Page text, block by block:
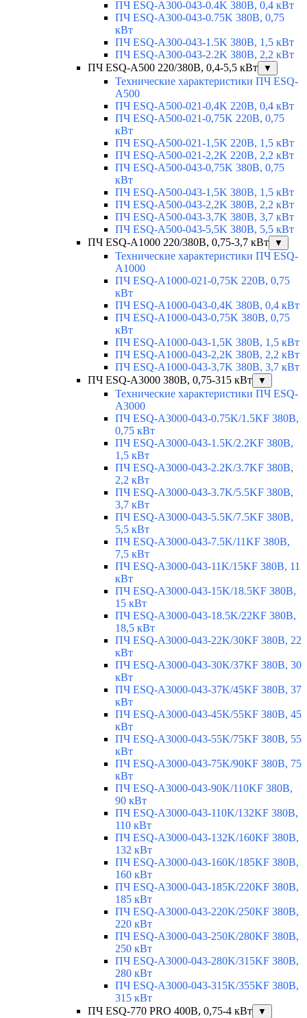
ПЧ ESQ-A300-043-0.4K 380В, 0,4 кВт
ПЧ ESQ-A300-043-0.75K 380В, 0,75
кВт
ПЧ ESQ-A300-043-1.5K 380В, 1,5 кВт
ПЧ ESQ-A300-043-2.2K 380В, 2,2 кВт
ПЧ ESQ-A500 220/380В, 0,4-5,5 кВт
▼
Технические характеристики ПЧ ESQ-
A500
ПЧ ESQ-A500-021-0,4K 220В, 0,4 кВт
ПЧ ESQ-A500-021-0,75K 220В, 0,75
кВт
ПЧ ESQ-A500-021-1,5K 220В, 1,5 кВт
ПЧ ESQ-A500-021-2,2K 220В, 2,2 кВт
ПЧ ESQ-A500-043-0,75K 380В, 0,75
кВт
ПЧ ESQ-A500-043-1,5K 380В, 1,5 кВт
ПЧ ESQ-A500-043-2,2K 380В, 2,2 кВт
ПЧ ESQ-A500-043-3,7K 380В, 3,7 кВт
ПЧ ESQ-A500-043-5,5K 380В, 5,5 кВт
ПЧ ESQ-A1000 220/380В, 0,75-3,7 кВт
▼
Технические характеристики ПЧ ESQ-
A1000
ПЧ ESQ-A1000-021-0,75K 220В, 0,75
кВт
ПЧ ESQ-A1000-043-0,4K 380В, 0,4 кВт
ПЧ ESQ-A1000-043-0,75K 380В, 0,75
кВт
ПЧ ESQ-A1000-043-1,5K 380В, 1,5 кВт
ПЧ ESQ-A1000-043-2,2K 380В, 2,2 кВт
ПЧ ESQ-A1000-043-3,7K 380В, 3,7 кВт
ПЧ ESQ-A3000 380В, 0,75-315 кВт
▼
Технические характеристики ПЧ ESQ-
A3000
ПЧ ESQ-A3000-043-0.75K/1.5KF 380В,
0,75 кВт
ПЧ ESQ-A3000-043-1.5K/2.2KF 380В,
1,5 кВт
ПЧ ESQ-A3000-043-2.2K/3.7KF 380В,
2,2 кВт
ПЧ ESQ-A3000-043-3.7K/5.5KF 380В,
3,7 кВт
ПЧ ESQ-A3000-043-5.5K/7.5KF 380В,
5,5 кВт
ПЧ ESQ-A3000-043-7.5K/11KF 380В,
7,5 кВт
ПЧ ESQ-A3000-043-11K/15KF 380В, 11
кВт
ПЧ ESQ-A3000-043-15K/18.5KF 380В,
15 кВт
ПЧ ESQ-A3000-043-18.5K/22KF 380В,
18,5 кВт
ПЧ ESQ-A3000-043-22K/30KF 380В, 22
кВт
ПЧ ESQ-A3000-043-30K/37KF 380В, 30
кВт
ПЧ ESQ-A3000-043-37K/45KF 380В, 37
кВт
ПЧ ESQ-A3000-043-45K/55KF 380В, 45
кВт
ПЧ ESQ-A3000-043-55K/75KF 380В, 55
кВт
ПЧ ESQ-A3000-043-75K/90KF 380В, 75
кВт
ПЧ ESQ-A3000-043-90K/110KF 380В,
90 кВт
ПЧ ESQ-A3000-043-110K/132KF 380В,
110 кВт
ПЧ ESQ-A3000-043-132K/160KF 380В,
132 кВт
ПЧ ESQ-A3000-043-160K/185KF 380В,
160 кВт
ПЧ ESQ-A3000-043-185K/220KF 380В,
185 кВт
ПЧ ESQ-A3000-043-220K/250KF 380В,
220 кВт
ПЧ ESQ-A3000-043-250K/280KF 380В,
250 кВт
ПЧ ESQ-A3000-043-280K/315KF 380В,
280 кВт
ПЧ ESQ-A3000-043-315K/355KF 380В,
315 кВт
ПЧ ESQ-770 PRO 400В, 0,75-4 кВт
▼